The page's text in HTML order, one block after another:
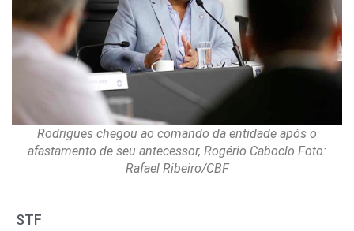
Rodrigues chegou ao comando da entidade após o
afastamento de seu antecessor, Rogério Caboclo Foto:
Rafael Ribeiro/CBF
STF